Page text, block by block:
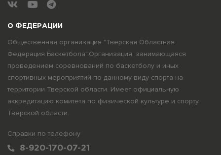
О ФЕДЕРАЦИИ
Общественная организация "Тверская Областная
Федерация Баскетбола".Организация, занимающаяся
проведением соревнований по баскетболу и иных
спортивных мероприятий по данному виду спорта на
территории Тверской области. Имеет официальную
аккредитацию комитета по физической культуре и спорту
Тверской области.
Справки по телефону
8-920-170-07-21